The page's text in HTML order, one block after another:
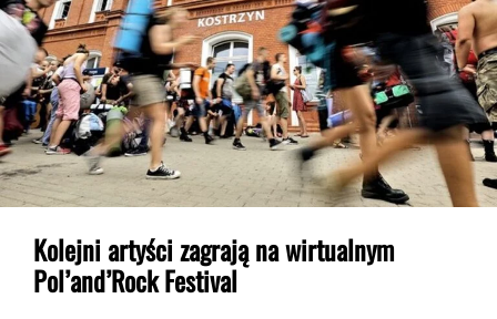
Kolejni artyści zagrają na wirtualnym
Pol’and’Rock Festival